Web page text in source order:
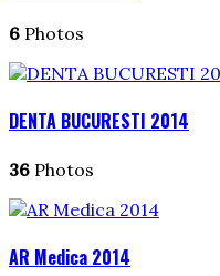
6 Photos
DENTA BUCURESTI 2014
36 Photos
AR Medica 2014